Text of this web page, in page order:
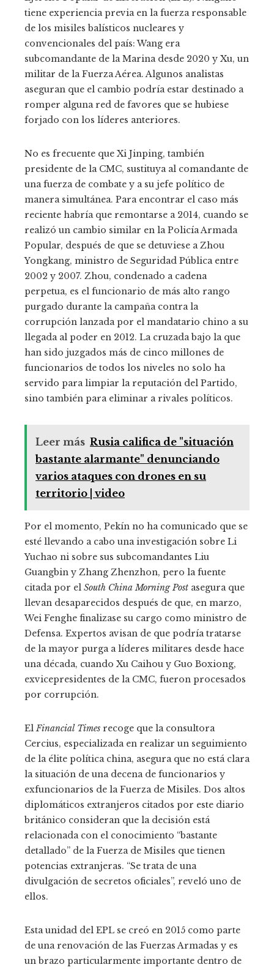
tiene experiencia previa en la fuerza responsable
de los misiles balísticos nucleares y
convencionales del país: Wang era
subcomandante de la Marina desde 2020 y Xu, un
militar de la Fuerza Aérea. Algunos analistas
aseguran que el cambio podría estar destinado a
romper alguna red de favores que se hubiese
forjado con los líderes anteriores.
No es frecuente que Xi Jinping, también
presidente de la CMC, sustituya al comandante de
una fuerza de combate y a su jefe político de
manera simultánea. Para encontrar el caso más
reciente habría que remontarse a 2014, cuando se
realizó un cambio similar en la Policía Armada
Popular, después de que se detuviese a Zhou
Yongkang, ministro de Seguridad Pública entre
2002 y 2007. Zhou, condenado a cadena
perpetua, es el funcionario de más alto rango
purgado durante la campaña contra la
corrupción lanzada por el mandatario chino a su
llegada al poder en 2012. La cruzada bajo la que
han sido juzgados más de cinco millones de
funcionarios de todos los niveles no solo ha
servido para limpiar la reputación del Partido,
sino también para eliminar a rivales políticos.
Leer más Rusia califica de "situación
bastante alarmante" denunciando
varios ataques con drones en su
territorio | video
Por el momento, Pekín no ha comunicado que se
esté llevando a cabo una investigación sobre Li
Yuchao ni sobre sus subcomandantes Liu
Guangbin y Zhang Zhenzhon, pero la fuente
citada por el South China Morning Post asegura que
llevan desaparecidos después de que, en marzo,
Wei Fenghe finalizase su cargo como ministro de
Defensa. Expertos avisan de que podría tratarse
de la mayor purga a líderes militares desde hace
una década, cuando Xu Caihou y Guo Boxiong,
exvicepresidentes de la CMC, fueron procesados
por corrupción.
ElFinancial Times recoge que la consultora
Cercius, especializada en realizar un seguimiento
de la élite política china, asegura que no está clara
la situación de una decena de funcionarios y
exfuncionarios de la Fuerza de Misiles. Dos altos
diplomáticos extranjeros citados por este diario
británico consideran que la decisión está
relacionada con el conocimiento “bastante
detallado” de la Fuerza de Misiles que tienen
potencias extranjeras. “Se trata de una
divulgación de secretos oficiales”, reveló uno de
ellos.
Esta unidad del EPL se creó en 2015 como parte
de una renovación de las Fuerzas Armadas y es
un brazo particularmente importante dentro de